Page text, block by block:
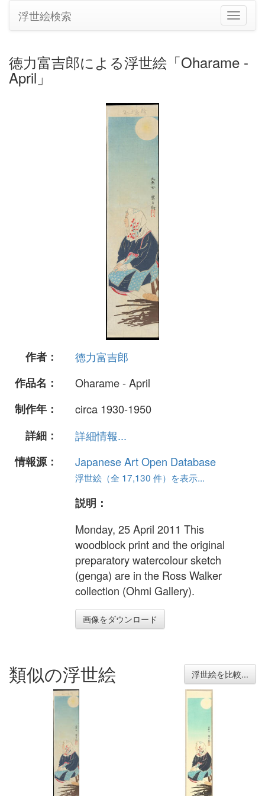
ナ
ビ
シ
浮世絵検索
徳力富吉郎による浮世絵「Oharame -
April」
作者：
徳力富吉郎
作品名：
Oharame - April
制作年：
circa 1930-1950
詳細：
詳細情報...
情報源：
Japanese Art Open Database
浮世絵（全 17,130 件）を表示...
説明：
Monday, 25 April 2011 This
woodblock print and the original
preparatory watercolour sketch
(genga) are in the Ross Walker
collection (Ohmi Gallery).
画像をダウンロード
類似の浮世絵 浮世絵を比較...